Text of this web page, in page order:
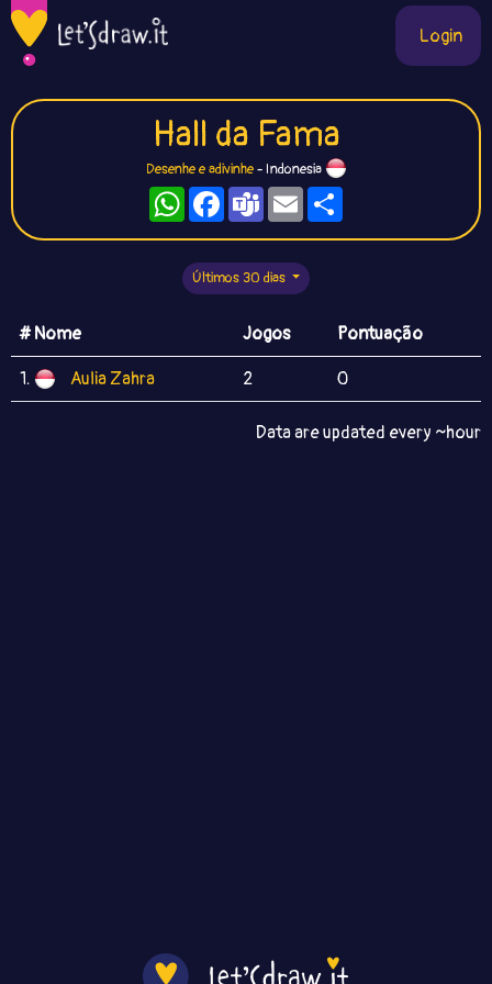
Login
Hall da Fama
Desenhe e adivinhe- Indonesia
WhatsAppFacebook
TeamsEmail
Últimos 30 dias
# Nome Jogos Pontuação
1. Aulia Zahra 2 0
Data are updated every ~hour